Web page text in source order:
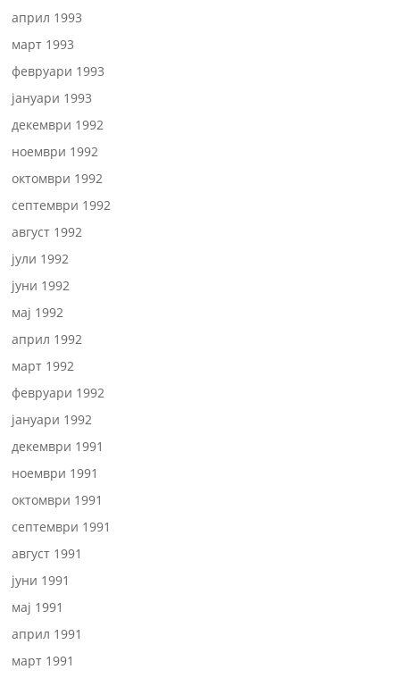
април 1993
март 1993
февруари 1993
јануари 1993
декември 1992
ноември 1992
октомври 1992
септември 1992
август 1992
јули 1992
јуни 1992
мај 1992
април 1992
март 1992
февруари 1992
јануари 1992
декември 1991
ноември 1991
октомври 1991
септември 1991
август 1991
јуни 1991
мај 1991
април 1991
март 1991